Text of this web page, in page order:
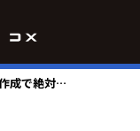
ホームページ作成で絶対守りたい！初心者でもできる簡単セキュリティ対策